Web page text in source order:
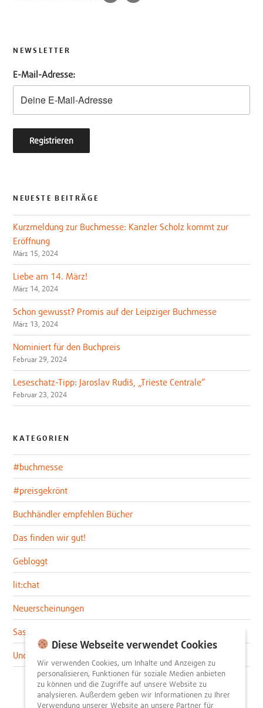
NEWSLETTER
E-Mail-Adresse:
NEUESTE BEITRÄGE
Kurzmeldung zur Buchmesse: Kanzler Scholz kommt zur
Eröffnung
März 15, 2024
Liebe am 14. März!
März 14, 2024
Schon gewusst? Promis auf der Leipziger Buchmesse
März 13, 2024
Nominiert für den Buchpreis
Februar 29, 2024
Leseschatz-Tipp: Jaroslav Rudiš, „Trieste Centrale“
Februar 23, 2024
KATEGORIEN
#buchmesse
#preisgekrönt
Buchhändler empfehlen Bücher
Das finden wir gut!
Gebloggt
lit:chat
Neuerscheinungen
Sascha im lit:blog
Uncategorized
Diese Webseite verwendet Cookies
Wir verwenden Cookies, um Inhalte und Anzeigen zu
personalisieren, Funktionen für soziale Medien anbieten
zu können und die Zugriffe auf unsere Website zu
analysieren. Außerdem geben wir Informationen zu Ihrer
Verwendung unserer Website an unsere Partner für